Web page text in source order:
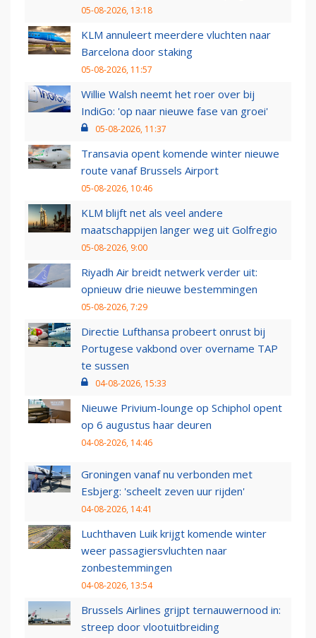
05-08-2026, 13:18
KLM annuleert meerdere vluchten naar
Barcelona door staking
05-08-2026, 11:57
Willie Walsh neemt het roer over bij
IndiGo: 'op naar nieuwe fase van groei'
05-08-2026, 11:37
Transavia opent komende winter nieuwe
route vanaf Brussels Airport
05-08-2026, 10:46
KLM blijft net als veel andere
maatschappijen langer weg uit Golfregio
05-08-2026, 9:00
Riyadh Air breidt netwerk verder uit:
opnieuw drie nieuwe bestemmingen
05-08-2026, 7:29
Directie Lufthansa probeert onrust bij
Portugese vakbond over overname TAP
te sussen
04-08-2026, 15:33
Nieuwe Privium-lounge op Schiphol opent
op 6 augustus haar deuren
04-08-2026, 14:46
Groningen vanaf nu verbonden met
Esbjerg: 'scheelt zeven uur rijden'
04-08-2026, 14:41
Luchthaven Luik krijgt komende winter
weer passagiersvluchten naar
zonbestemmingen
04-08-2026, 13:54
Brussels Airlines grijpt ternauwernood in:
streep door vlootuitbreiding